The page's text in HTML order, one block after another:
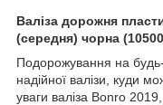
Валіза дорожня
(середня) чорна
Подорожування на будь-
надійної валізи, куди
уваги валіза Bonro